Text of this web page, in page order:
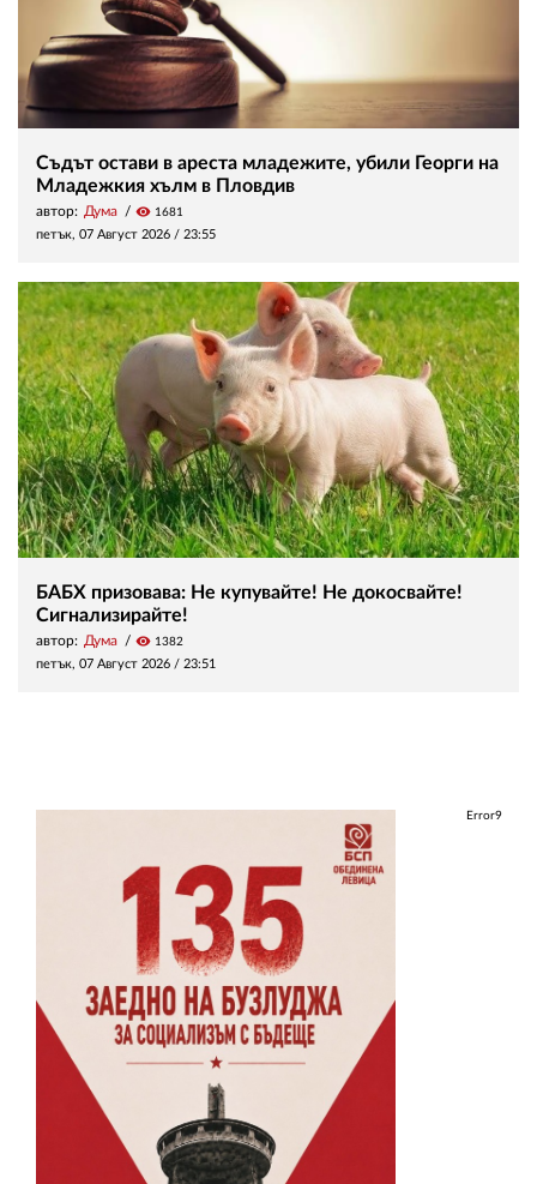
Съдът остави в ареста младежите, убили Георги на
Младежкия хълм в Пловдив
автор: Дума visibility 1681
петък, 07 Август 2026 / 23:55
БАБХ призовава: Не купувайте! Не докосвайте!
Сигнализирайте!
автор: Дума visibility 1382
петък, 07 Август 2026 / 23:51
Error9